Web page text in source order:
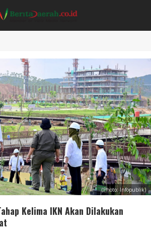
(Photo: Infopublik)
Kelima IKN Akan Dilakukan